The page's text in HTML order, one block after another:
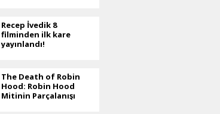
Recep İvedik 8
filminden ilk kare
yayınlandı!
The Death of Robin
Hood: Robin Hood
Mitinin Parçalanışı